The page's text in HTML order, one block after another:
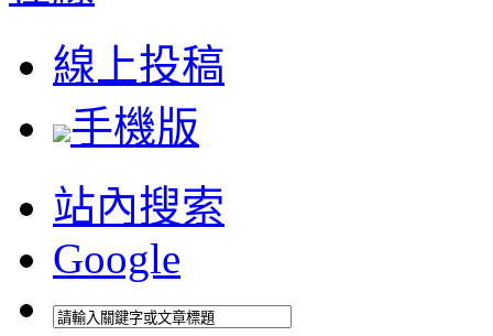
線上投稿
手機版
站內搜索
Google